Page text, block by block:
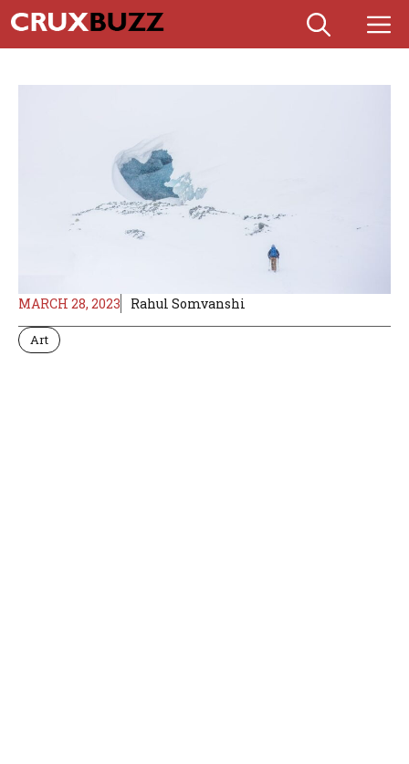
Skip
to
content
MARCH 28, 2023 Rahul Somvanshi
Art